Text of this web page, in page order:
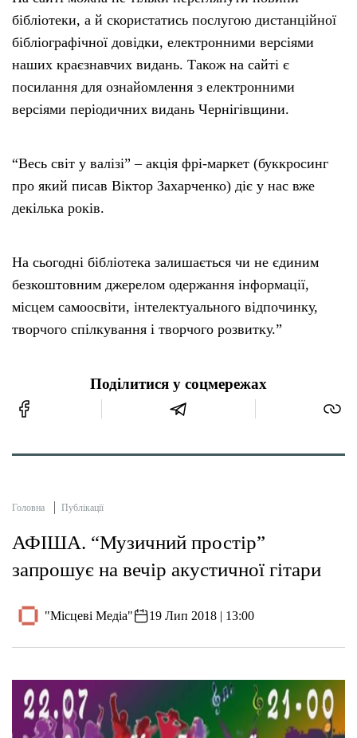
бібліотеки, а й скористатись послугою дистанційної
бібліографічної довідки, електронними версіями
наших краєзнавчих видань. Також на сайті є
посилання для ознайомлення з електронними
версіями періодичних видань Чернігівщини.
“Весь світ у валізі” – акція фрі-маркет (буккросинг
про який писав Віктор Захарченко) діє у нас вже
декілька років.
На сьогодні бібліотека залишається чи не єдиним
безкоштовним джерелом одержання інформації,
місцем самоосвіти, інтелектуального відпочинку,
творчого спілкування і творчого розвитку.”
Поділитися у соцмережах
Головна Публікації
АФІША. “Музичний простір”
запрошує на вечір акустичної гітари
"Місцеві Медіа" 19 Лип 2018 | 13:00